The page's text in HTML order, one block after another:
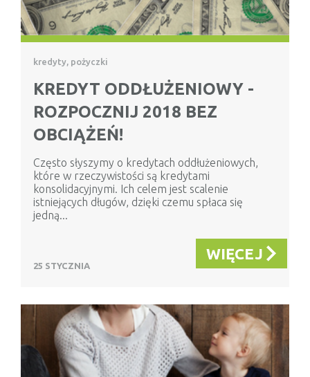
kredyty, pożyczki
KREDYT ODDŁUŻENIOWY -
ROZPOCZNIJ 2018 BEZ
OBCIĄŻEŃ!
Często słyszymy o kredytach oddłużeniowych,
które w rzeczywistości są kredytami
konsolidacyjnymi. Ich celem jest scalenie
istniejących długów, dzięki czemu spłaca się
jedną...
25 STYCZNIA
WIĘCEJ